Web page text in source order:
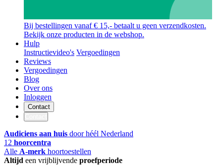
Bij bestellingen vanaf € 15,- betaalt u geen verzendkosten.
Bekijk onze producten in de webshop.
Hulp
Instructievideo's Vergoedingen
Reviews
Vergoedingen
Blog
Over ons
Inloggen
Contact
Audiciens aan huis door héél Nederland
12 hoorcentra
Alle A-merk hoortoestellen
Altijd een vrijblijvende proefperiode